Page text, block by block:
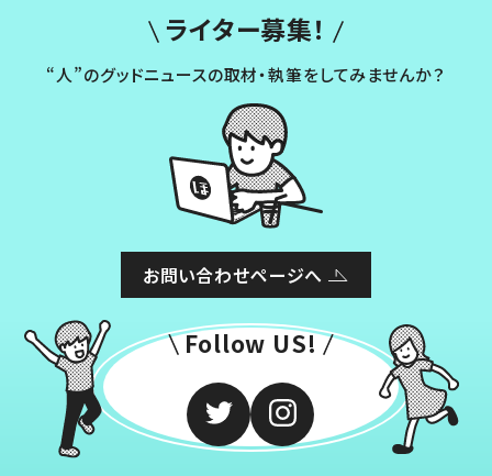
ライター募集！
“人”のグッドニュースの取材・執筆をしてみませんか？
お問い合わせページへ
Follow US!